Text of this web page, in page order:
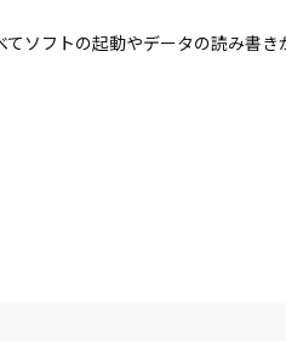
ソフトの起動やデータの読み書